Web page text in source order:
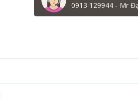
0913 129944 - Mr